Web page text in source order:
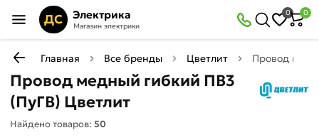
ДС Электрика
Магазин электрики
0 0
Главная Все бренды Цветлит Провод
Провод медный гибкий ПВ3
(ПуГВ) Цветлит
Найдено товаров:50